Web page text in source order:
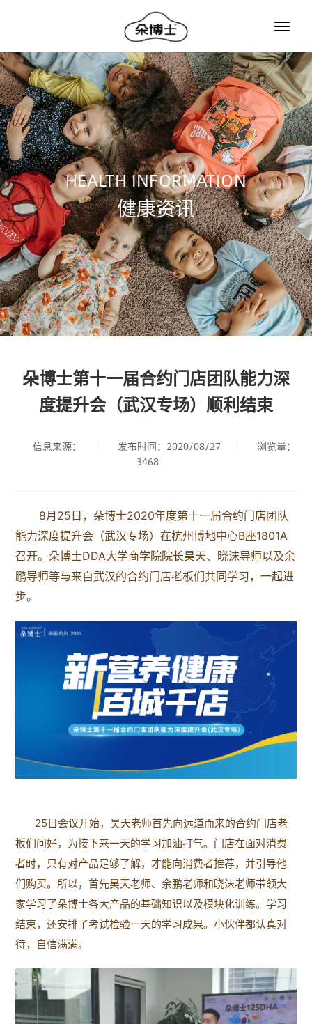
HEALTH INFORMATION
健康资讯
朵博士第十一届合约门店团队能力深
度提升会（武汉专场）顺利结束
信息来源： 发布时间：2020/08/27
浏览量：
3468
8月25日，朵博士2020年度第十一届合约门店团队
能力深度提升会（武汉专场）在杭州博地中心B座1801A
召开。朵博士DDA大学商学院院长昊天、晓沫导师以及余
鹏导师等与来自武汉的合约门店老板们共同学习，一起进
步。
25日会议开始，昊天老师首先向远道而来的合约门店老
板们问好，为接下来一天的学习加油打气。门店在面对消费
者时，只有对产品足够了解，才能向消费者推荐，并引导他
们购买。所以，首先昊天老师、余鹏老师和晓沫老师带领大
家学习了朵博士各大产品的基础知识以及模块化训练。学习
结束，还安排了考试检验一天的学习成果。小伙伴都认真对
待，自信满满。